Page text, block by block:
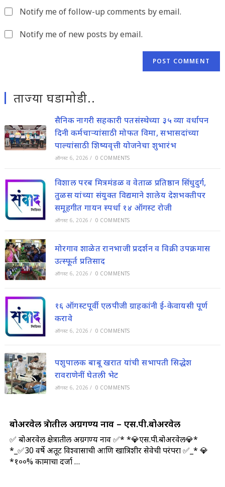
comment
URL
Notify me of follow-up comments by email.
Notify me of new posts by email.
ताज्या घडामोडी..
सैनिक नागरी सहकारी पतसंस्थेच्या ३५ व्या वर्धापन
दिनी कर्मचाऱ्यांसाठी मोफत विमा, सभासदांच्या
पाल्यांसाठी शिष्यवृत्ती योजनेचा शुभारंभ
ऑगस्ट 6, 2026 / 0 COMMENTS
विशाल परब मित्रमंडळ व वेताळ प्रतिष्ठान सिंधुदुर्ग,
तुळस यांच्या संयुक्त विद्यमाने शालेय देशभक्तीपर
समूहगीत गायन स्पर्धा १४ ऑगस्ट रोजी
ऑगस्ट 6, 2026 / 0 COMMENTS
मोरगाव शाळेत रानभाजी प्रदर्शन व विक्री उपक्रमास
उत्स्फूर्त प्रतिसाद
ऑगस्ट 6, 2026 / 0 COMMENTS
१६ ऑगस्टपूर्वी एलपीजी ग्राहकांनी ई-केवायसी पूर्ण
करावे
ऑगस्ट 6, 2026 / 0 COMMENTS
पशुपालक बाबू खरात यांची सभापती सिद्धेश
रावराणेनीं घेतली भेट
ऑगस्ट 6, 2026 / 0 COMMENTS
बोअरवेल क्षेत्रातील अग्रगण्य नाव – एस.पी.बोअरवेल
✅ बोअरवेल क्षेत्रातील अग्रगण्य नाव ✅* *💎एस.पी.बोअरवेल💎*
*_✅30 वर्षे अतूट विश्वासाची आणि खात्रिशीर सेवेची परंपरा ✅_* 💎
*१००% कामाचा दर्जा …